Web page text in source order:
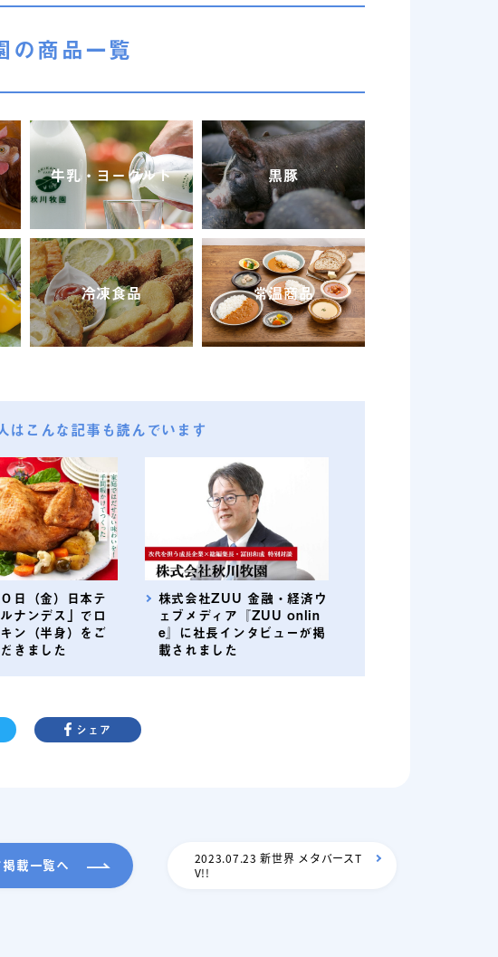
の商品一覧
牛乳・ヨーグルト 黒豚
冷凍食品 常温商品
はこんな記事も読んでいます
日（金）日本テ
ナンデス」でロ
ン（半身）をご
きました
株式会社ZUU 金融・経済ウ
ェブメディア『ZUU onlin
e』に社長インタビューが掲
載されました
シェア
2023.07.23 新世界 メタバースT
V!!
載一覧へ